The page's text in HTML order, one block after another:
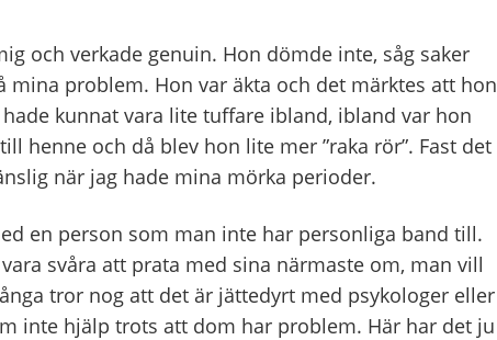
och verkade genuin. Hon dömde inte, såg saker
mina problem. Hon var äkta och det märktes att hon
kunnat vara lite tuffare ibland, ibland var hon
henne och då blev hon lite mer ”raka rör”. Fast det
när jag hade mina mörka perioder.
en person som man inte har personliga band till.
svåra att prata med sina närmaste om, man vill
tror nog att det är jättedyrt med psykologer eller
inte hjälp trots att dom har problem. Här har det ju